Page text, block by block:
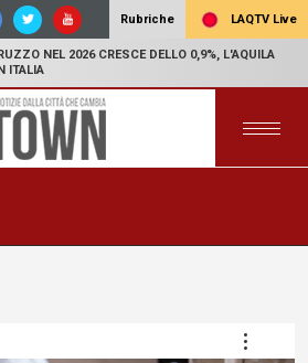
Rubriche LAQTV Live
NEL 2026 CRESCE DELLO 0,9%, L'AQUILA
ITALIA